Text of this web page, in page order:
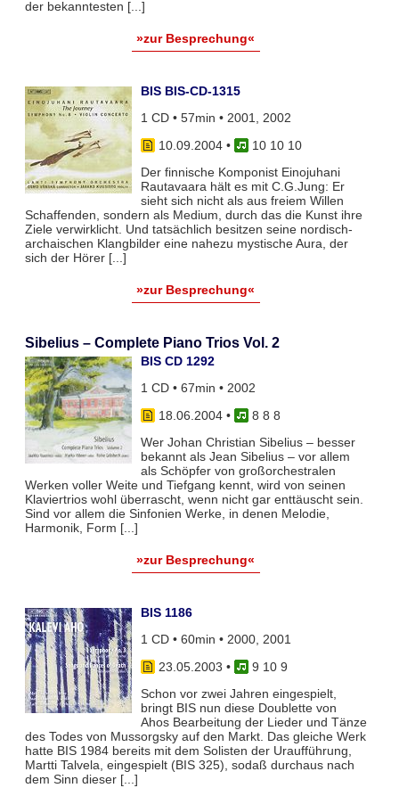
der bekanntesten [...]
»zur Besprechung«
BIS BIS-CD-1315
1 CD • 57min • 2001, 2002
10.09.2004•
10 10 10
Der finnische Komponist Einojuhani
Rautavaara hält es mit C.G.Jung: Er
sieht sich nicht als aus freiem Willen
Schaffenden, sondern als Medium, durch das die Kunst ihre
Ziele verwirklicht. Und tatsächlich besitzen seine nordisch-
archaischen Klangbilder eine nahezu mystische Aura, der
sich der Hörer [...]
»zur Besprechung«
Sibelius – Complete Piano Trios Vol. 2
BIS CD 1292
1 CD • 67min • 2002
18.06.2004•
8 8 8
Wer Johan Christian Sibelius – besser
bekannt als Jean Sibelius – vor allem
als Schöpfer von großorchestralen
Werken voller Weite und Tiefgang kennt, wird von seinen
Klaviertrios wohl überrascht, wenn nicht gar enttäuscht sein.
Sind vor allem die Sinfonien Werke, in denen Melodie,
Harmonik, Form [...]
»zur Besprechung«
BIS 1186
1 CD • 60min • 2000, 2001
23.05.2003 •
9 10 9
Schon vor zwei Jahren eingespielt,
bringt BIS nun diese Doublette von
Ahos Bearbeitung der Lieder und Tänze
des Todes von Mussorgsky auf den Markt. Das gleiche Werk
hatte BIS 1984 bereits mit dem Solisten der Uraufführung,
Martti Talvela, eingespielt (BIS 325), sodaß durchaus nach
dem Sinn dieser [...]